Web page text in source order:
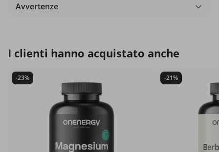
Avvertenze
I clienti hanno acquistato anche
-23% -21%